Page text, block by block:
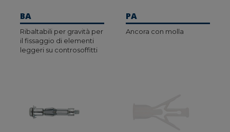
BA
Ribaltabili per gravità per
il fissaggio di elementi
leggeri su controsoffitti
PA
Ancora con molla